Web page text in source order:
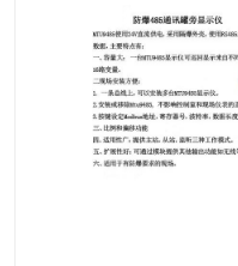
液位变送器
标准型工业压力变送器
差压变送器